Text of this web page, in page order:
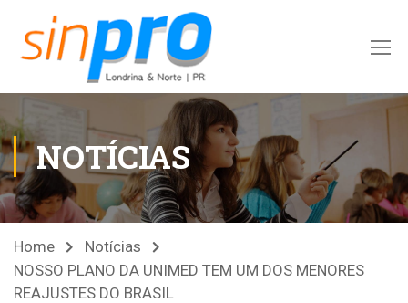
NOTÍCIAS
Home
Notícias
NOSSO PLANO DA UNIMED TEM UM DOS MENORES
REAJUSTES DO BRASIL